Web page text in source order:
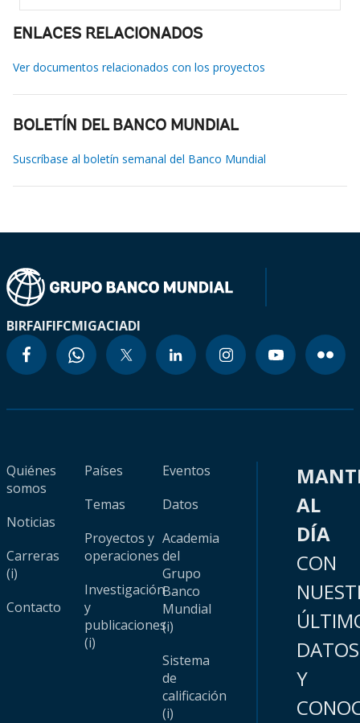
ENLACES RELACIONADOS
Ver documentos relacionados con los proyectos
BOLETÍN DEL BANCO MUNDIAL
Suscríbase al boletín semanal del Banco Mundial
BIRFAIFIFCMIGACIADI
Quiénes
somos
Noticias
Carreras
(i)
Contacto
Países
Temas
Proyectos y
operaciones
Investigación
y
publicaciones
(i)
Eventos
Datos
Academia
del
Grupo
Banco
Mundial
(i)
Sistema
de
calificación
(i)
AL
DÍA
CON
DATOS
Y